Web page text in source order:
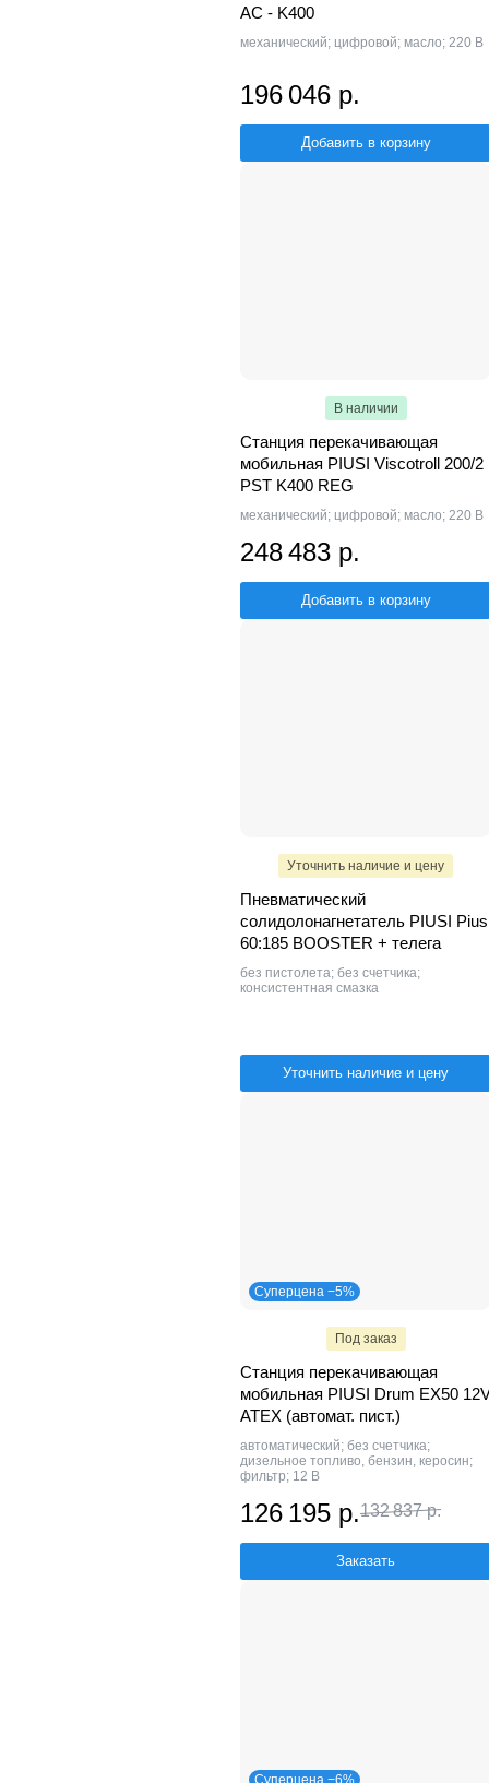
AC - K400
механический; цифровой; масло; 220 В
196 046 р.
Добавить в корзину
В наличии
Станция перекачивающая
мобильная PIUSI Viscotroll 200/2
PST K400 REG
механический; цифровой; масло; 220 В
248 483 р.
Добавить в корзину
Уточнить наличие и цену
Пневматический
солидолонагнетатель PIUSI
60:185 BOOSTER + телега
без пистолета; без счетчика;
консистентная смазка
Уточнить наличие и цену
Суперцена −5%
Под заказ
Станция перекачивающая
мобильная PIUSI Drum EX50
ATEX (автомат. пист.)
автоматический; без счетчика;
дизельное топливо, бензин, керосин;
фильтр; 12 В
126 195 р.132 837 р.
Заказать
Суперцена −6%